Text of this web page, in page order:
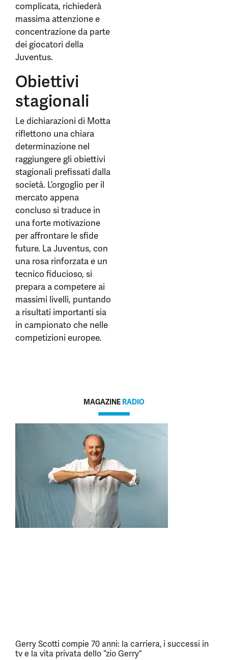
complicata, richiederà
massima attenzione e
concentrazione da parte
dei giocatori della
Juventus.
Obiettivi
stagionali
Le dichiarazioni di Motta
riflettono una chiara
determinazione nel
raggiungere gli obiettivi
stagionali prefissati dalla
società. L’orgoglio per il
mercato appena
concluso si traduce in
una forte motivazione
per affrontare le sfide
future. La Juventus, con
una rosa rinforzata e un
tecnico fiducioso, si
prepara a competere ai
massimi livelli, puntando
a risultati importanti sia
in campionato che nelle
competizioni europee.
MAGAZINE RADIO
Gerry Scotti compie 70 anni: la carriera, i successi in
tv e la vita privata dello “zio Gerry”